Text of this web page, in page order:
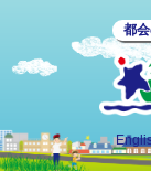
都